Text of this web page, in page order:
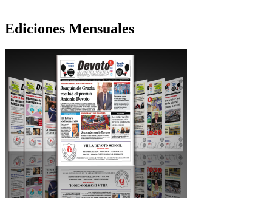
Ediciones Mensuales